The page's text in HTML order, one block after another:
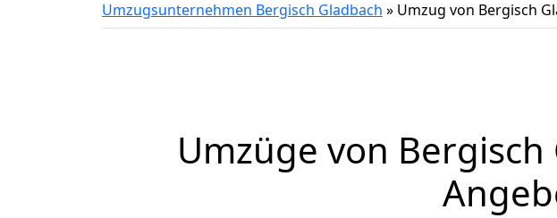
Umzugsunternehmen Bergisch Gladbach » Umzug von Bergisch
Umzüge von